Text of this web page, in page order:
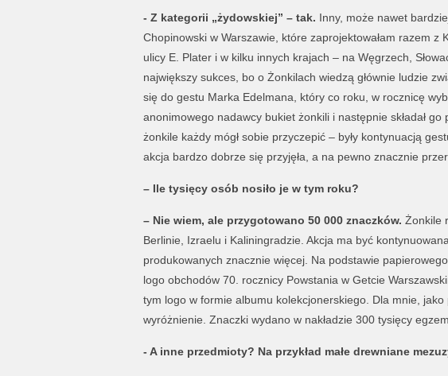
- Z kategorii „żydowskiej” – tak. Inny, może nawet
Chopinowski w Warszawie, które zaprojektowałam razem z
ulicy E. Plater i w kilku innych krajach – na Węgrzech,
największy sukces, bo o Żonkilach wiedzą głównie ludzie
się do gestu Marka Edelmana, który co roku, w rocznicę
anonimowego nadawcy bukiet żonkili i następnie składał
żonkile każdy mógł sobie przyczepić – były kontynuacją
akcja bardzo dobrze się przyjęła, a na pewno znacznie
– Ile tysięcy osób nosiło je w tym roku?
– Nie wiem, ale przygotowano 50 000 znaczków. Żonkile
Berlinie, Izraelu i Kaliningradzie. Akcja ma być
produkowanych znacznie więcej. Na podstawie
logo obchodów 70. rocznicy Powstania w Getcie
tym logo w formie albumu kolekcjonerskiego. Dla mnie,
wyróżnienie. Znaczki wydano w nakładzie 300 tysięcy
- A inne przedmioty? Na przykład małe drewniane